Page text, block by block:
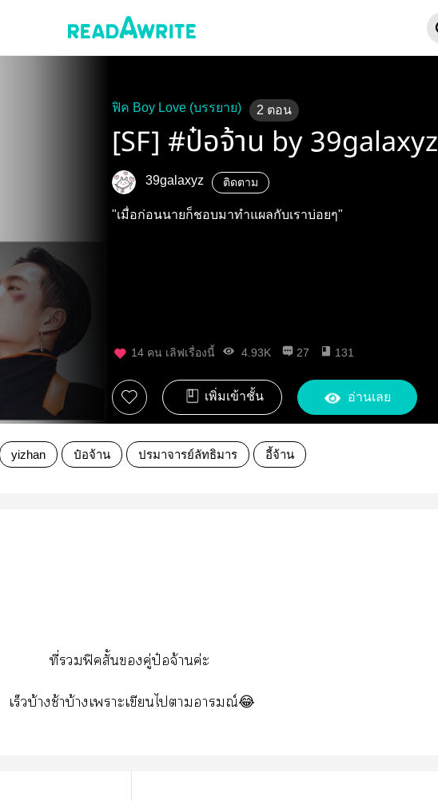
ฟิค Boy Love (บรรยาย) 2 ตอน
[SF] #ป๋อจ้าน by 39galaxyz
39galaxyz ติดตาม
"เมื่อก่อนนายก็ชอบมาทำแผลกับเราบ่อยๆ"
14 คน เลิฟเรื่องนี้ 4.93K 27 131
เพิ่มเข้าชั้น อ่านเลย
yizhan ป๋อจ้าน ปรมาจารย์ลัทธิมาร อี้จ้าน
ที่ฟิคสั้นคู่ป๋อจ้านค่ะ
เร็วบ้างช้าบ้างเาะเขียนไาอารมณ์😂